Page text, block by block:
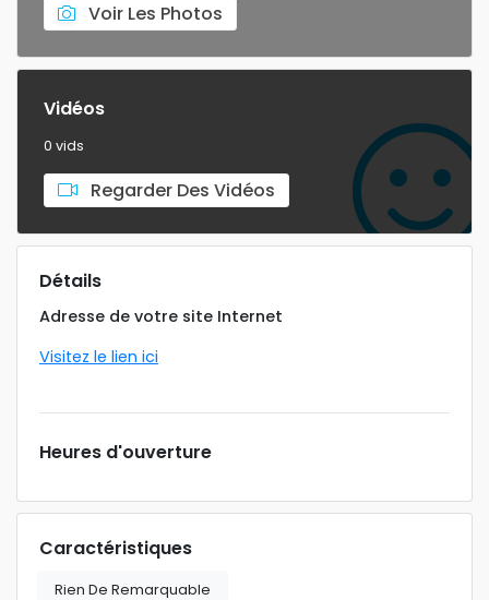
Voir Les Photos
Vidéos
0 vids
Regarder Des Vidéos
Détails
Adresse de votre site Internet
Visitez le lien ici
Heures d'ouverture
Caractéristiques
Rien De Remarquable